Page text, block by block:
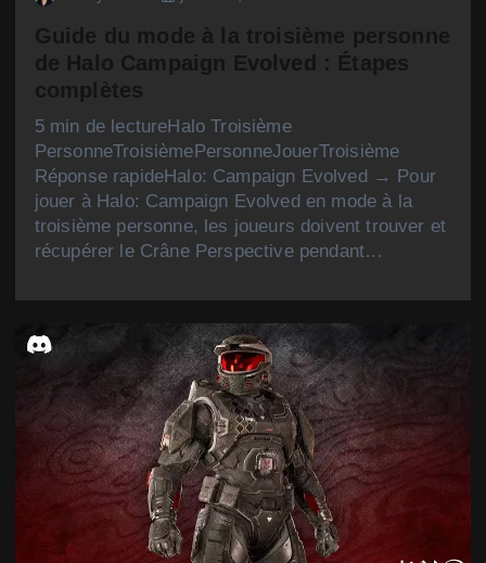
Guide du mode à la troisième personne
de Halo Campaign Evolved : Étapes
complètes
5 min de lectureHalo Troisième
PersonneTroisièmePersonneJouerTroisième
Réponse rapideHalo: Campaign Evolved → Pour
jouer à Halo: Campaign Evolved en mode à la
troisième personne, les joueurs doivent trouver et
récupérer le Crâne Perspective pendant…